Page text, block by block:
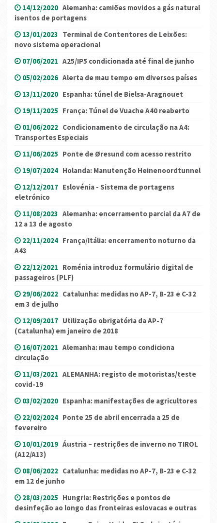
14/12/2020 Alemanha: camiões movidos a gás natural
isentos de portagens
13/01/2023 Terminal de Contentores de Leixões:
novo sistema operacional
07/06/2021 A25/IP5 condicionada até final de junho
05/02/2026 Alerta de mau tempo em diversos países
13/11/2020 Espanha: túnel de Bielsa-Aragnouet
19/11/2025 França: Túnel de Vuache A40 reaberto
01/06/2022 Condicionamento de circulação na A4:
Transportes Especiais
11/06/2025 Ponte de Øresund com acesso restrito
19/07/2024 Holanda: Manutenção Heinenoordtunnel
12/12/2017 Eslovénia - Sistema de portagens
eletrónico
11/08/2023 Alemanha: encerramento parcial da A7 de
12 a 13 de agosto
22/11/2024 França/Itália: encerramento noturno da
A43
22/12/2021 Roménia introduz formulário digital de
passageiros (PLF)
29/06/2022 Catalunha: medidas no AP-7, B-23 e C-32
em 3 de julho
12/09/2017 Utilização obrigatória da AP-7
(Catalunha) em janeiro de 2018
16/07/2021 Alemanha: mau tempo condiciona
circulação
11/03/2021 ALEMANHA: registo de motoristas/teste
covid-19
03/02/2020 Espanha: manifestações de agricultores
22/02/2024 Ponte 25 de abril encerrada a 25 de
fevereiro
10/01/2019 Áustria – restrições de inverno no TIROL
(A12/A13)
08/06/2022 Catalunha: medidas no AP-7, B-23 e C-32
em 12 de junho
28/03/2025 Hungria: Restrições e pontos de
desinfeção ao longo das fronteiras eslovacas e outras